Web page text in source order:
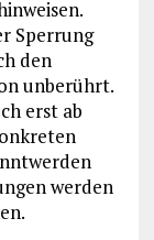
Sperrung
den
unberührt.
erst ab
werden